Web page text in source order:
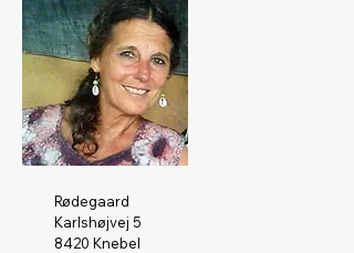
Rødegaard
Karlshøjvej 5
8420 Knebel